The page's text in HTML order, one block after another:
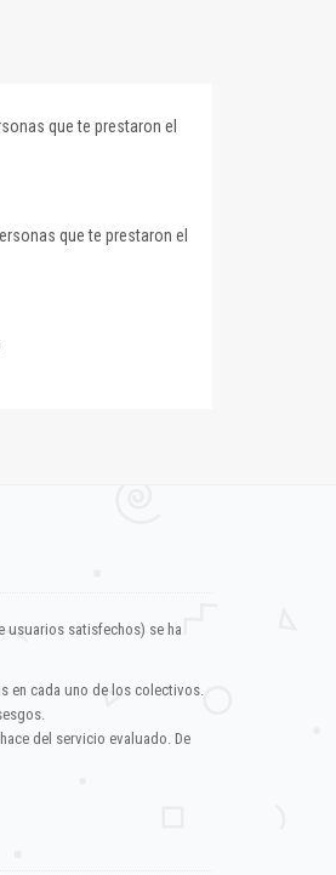
que te prestaron el
que te prestaron el
usuarios satisfechos) se ha
en cada uno de los colectivos.
del servicio evaluado. De